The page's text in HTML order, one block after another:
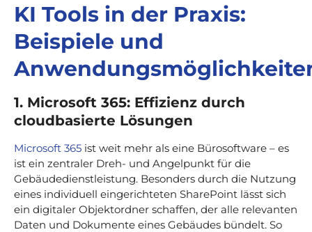
KI Tools in der Praxis:
Beispiele und
1. Microsoft 365: Effizienz durch
cloudbasierte Lösungen
Microsoft 365 ist weit mehr als eine Bürosoftware – es
ist ein zentraler Dreh- und Angelpunkt für die
Gebäudedienstleistung. Besonders durch die Nutzung
eines individuell eingerichteten SharePoint lässt sich
ein digitaler Objektordner schaffen, der alle relevanten
Daten und Dokumente eines Gebäudes bündelt. So